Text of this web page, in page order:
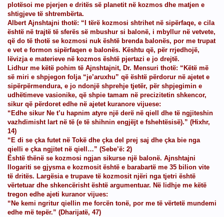
plotësoi me pjerjen e dritës së planetit në kozmos dhe matjen e
shtigjeve të shtrembërta.
Albert Ajnshtajni thotë: “I tërë kozmosi shtrihet në sipërfaqe, e cila
është në trajtë të sferës së mbushur si balonë, i mbyllur në vetvete,
që do të thotë se kozmosi nuk është brenda balonës, por me trupat
e vet e formon sipërfaqen e balonës. Kështu që, për rrjedhojë,
lëvizja e materieve në kozmos është pjertazi e jo drejtë.
Lidhur me këtë pohim të Ajnshtajnit, Dr. Mensuri thotë: “Këtë më
së miri e shpjegon folja “je’aruxhu” që është përdorur në ajetet e
sipërpërmendura, e jo ndonjë shprehje tjetër, për shpjegimin e
udhëtimeve vasionike, që shpie tamam në precizitetin shkencor,
sikur që përdoret edhe në ajetet kuranore vijuese:
“Edhe sikur Ne t’u hapnim atyre një derë në qiell dhe të ngjiteshin
vazhdimisht lart në të (e të shihnin engjëjt e fshehtësisë).” (Hixhr,
14)
“E di se çka futet në Tokë dhe çka del prej saj dhe çka bie nga
qielli e çka ngjitet në qiell…” (Sebe’ë: 2)
Është thënë se kozmosi ngjan sikurse një balonë. Ajnshtajni
llogariti se gjysma e kozmosit është e barabartë me 35 bilion vite
të dritës. Largësia e trupave të kozmosit njëri nga tjetri është
vërtetuar dhe shkencërisht është argumentuar. Në lidhje me këtë
tregon edhe ajeti kuranor vijues:
“Ne kemi ngritur qiellin me forcën tonë, por me të vërtetë mundemi
edhe më tepër.” (Dharijatë, 47)
gje